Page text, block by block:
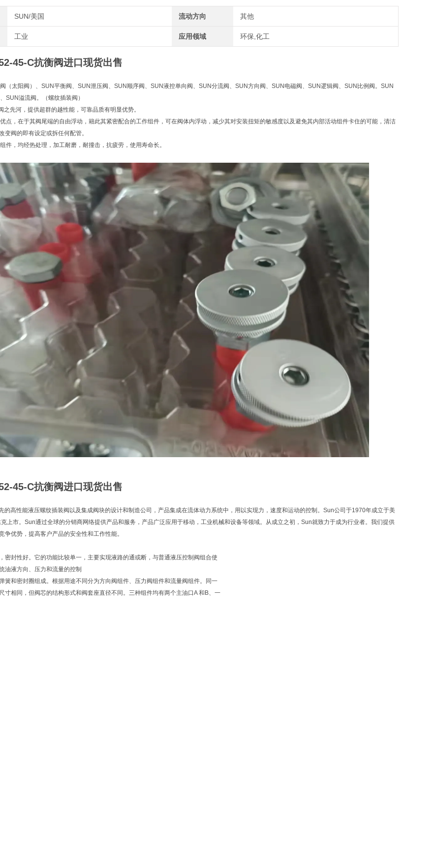
SUN/美国 流动方向 其他
工业 应用领域 环保,化工
45-C抗衡阀进口现货出售
（太阳阀）、SUN平衡阀、SUN泄压阀、SUN顺序阀、SUN液控单向阀、SUN分流阀、SUN方向阀、SUN电磁阀、SUN逻辑阀、SUN比例阀。SUN
SUN溢流阀。（螺纹插装阀）
之先河，提供超群的越性能，可靠品质有明显优势。
点，在于其阀尾端的自由浮动，籍此其紧密配合的工作组件，可在阀体内浮动，减少其对安装扭矩的敏感度以及避免其内部活动组件卡住的可能，清洁
变阀的即有设定或拆任何配管。
件，均经热处理，加工耐磨，耐撞击，抗疲劳，使用寿命长。
45-C抗衡阀进口现货出售
的高性能液压螺纹插装阀以及集成阀块的设计和制造公司，产品集成在流体动力系统中，用以实现力，速度和运动的控制。Sun公司于1970年成立于美
上市。Sun通过全球的分销商网络提供产品和服务，产品广泛应用于移动，工业机械和设备等领域。从成立之初，Sun就致力于成为行业者。我们提供
争优势，提高客户产品的安全性和工作性能。
密封性好。它的功能比较单一，主要实现液路的通或断，与普通液压控制阀组合使
油液方向、压力和流量的控制
簧和密封圈组成。根据用途不同分为方向阀组件、压力阀组件和流量阀组件。同一
寸相同，但阀芯的结构形式和阀套座直径不同。三种组件均有两个主油口A 和B、一